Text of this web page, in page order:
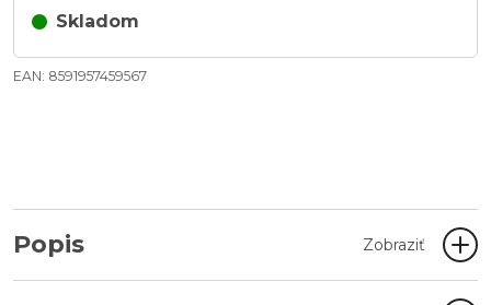
Skladom
EAN: 8591957459567
Popis Zobraziť